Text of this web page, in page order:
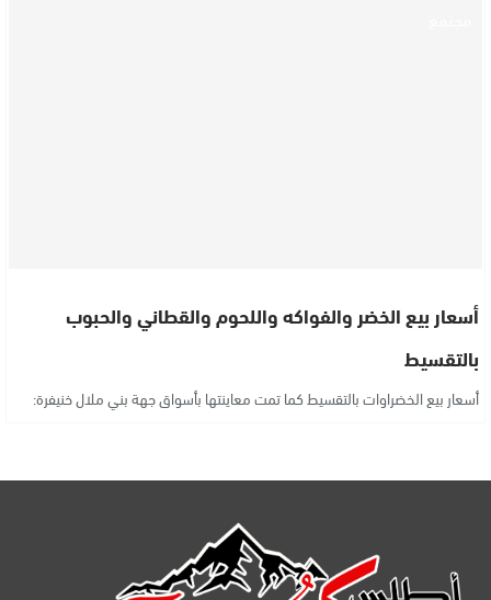
أسعار بيع الخضر والفواكه واللحوم والقطاني والحبوب
بالتقسيط
أسعار بيع الخضراوات بالتقسيط كما تمت معاينتها بأسواق جهة بني ملال خنيفرة: